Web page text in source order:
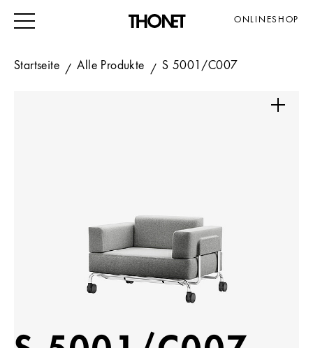
ONLINESHOP
ALLE PRODUKTE
Magazin
Referenzen
Startseite Alle Produkte S 5001/C007